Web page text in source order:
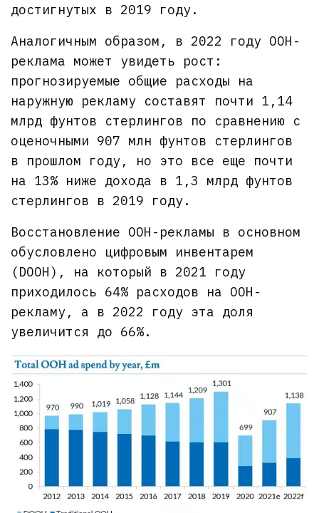
достигнутых в 2019 году.
Аналогичным образом, в 2022 году OOH-
реклама может увидеть рост:
прогнозируемые общие расходы на
наружную рекламу составят почти 1,14
млрд фунтов стерлингов по сравнению с
оценочными 907 млн фунтов стерлингов
в прошлом году, но это все еще почти
на 13% ниже дохода в 1,3 млрд фунтов
стерлингов в 2019 году.
Восстановление OOH-рекламы в основном
обусловлено цифровым инвентарем
(DOOH), на который в 2021 году
приходилось 64% расходов на OOH-
рекламу, а в 2022 году эта доля
увеличится до 66%.